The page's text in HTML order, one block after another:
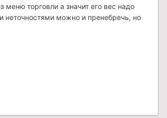
меню торговли а значит его вес надо
неточностями можно и пренебречь, но